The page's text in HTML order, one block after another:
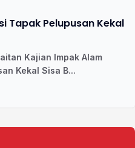
Tapak Pelupusan Kekal
Kajian Impak Alam
Kekal Sisa B...